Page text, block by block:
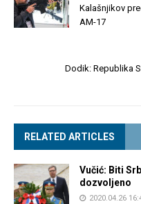
Kalašnjikov
AM-17
Dodik: Republika
RELATED ARTICLES
Vučić: Biti
dozvoljeno
2020.04.26